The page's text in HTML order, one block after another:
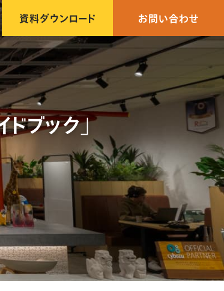
資料ダウンロード お問い合わせ
ブック」